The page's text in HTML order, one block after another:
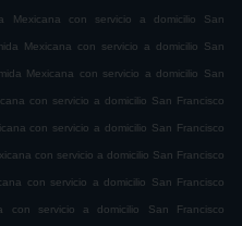
Mexicana con servicio a domicilio San
Mexicana con servicio a domicilio San
Mexicana con servicio a domicilio San
con servicio a domicilio San Francisco
con servicio a domicilio San Francisco
con servicio a domicilio San Francisco
con servicio a domicilio San Francisco
con servicio a domicilio San Francisco